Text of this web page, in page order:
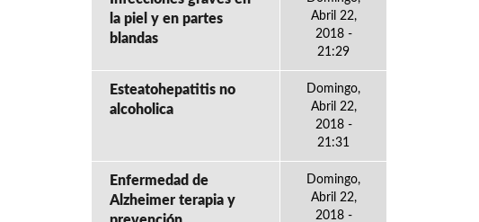
la piel y en partes
blandas
Abril 22,
2018 -
21:29
Esteatohepatitis no
alcoholica
Domingo,
Abril 22,
2018 -
21:31
Enfermedad de
Alzheimer terapia y
Domingo,
Abril 22,
2018 -